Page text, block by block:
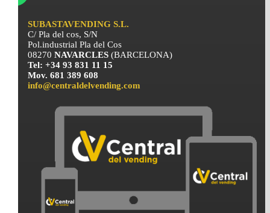
SUBASTAVENDING S.L.
C/ Pla del cos, S/N
Pol.industrial Pla del Cos
08270NAVARCLES(BARCELONA)
Tel: +34 93 831 11 15
Mov. 681 389 608
info@centraldelvending.com